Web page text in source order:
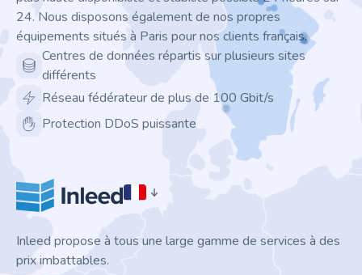
24. Nous disposons également de nos propres
équipements situés à Paris pour nos clients français.
Centres de données répartis sur plusieurs sites
différents
Réseau fédérateur de plus de 100 Gbit/s
Protection DDoS puissante
Inleed propose à tous une large gamme de services à des
prix imbattables.